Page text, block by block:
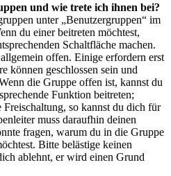
und wie trete ich ihnen bei?
unter „Benutzergruppen“ im
du einer beitreten möchtest,
Schaltfläche machen.
offen. Einige erfordern erst
können geschlossen sein und
die Gruppe offen ist, kannst du
Funktion beitreten;
so kannst du dich für
muss daraufhin deinen
fragen, warum du in die Gruppe
Bitte belästige keinen
ablehnt, er wird einen Grund